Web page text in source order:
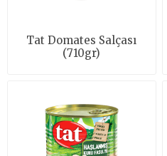
Tat Domates Salçası
(710gr)